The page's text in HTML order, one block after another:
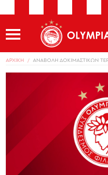
ΑΡΧΙΚΗ ΑΝΑΒΟΛΗ ΔΟΚΙΜΑΣΤΙΚΩΝ